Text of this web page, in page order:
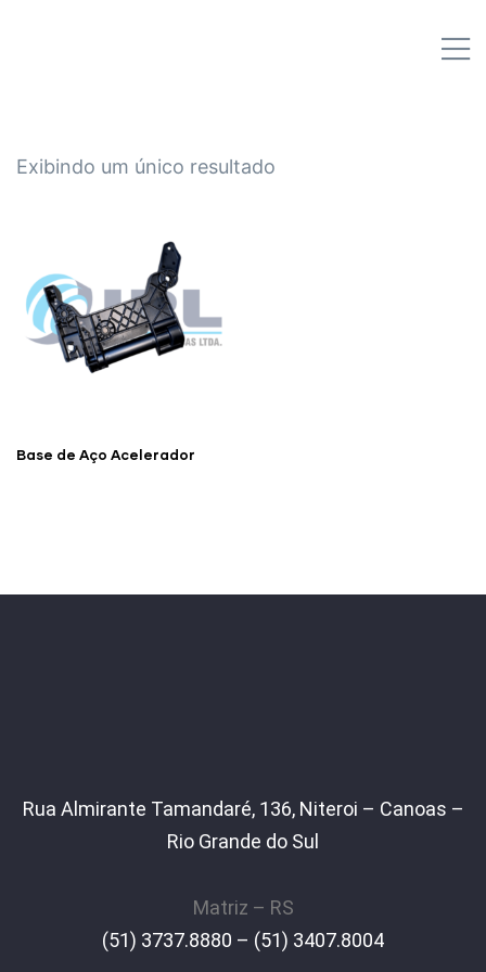
Exibindo um único resultado
Base de Aço Acelerador
Rua Almirante Tamandaré, 136, Niteroi – Canoas –
Rio Grande do Sul
Matriz – RS
(51) 3737.8880 – (51) 3407.8004